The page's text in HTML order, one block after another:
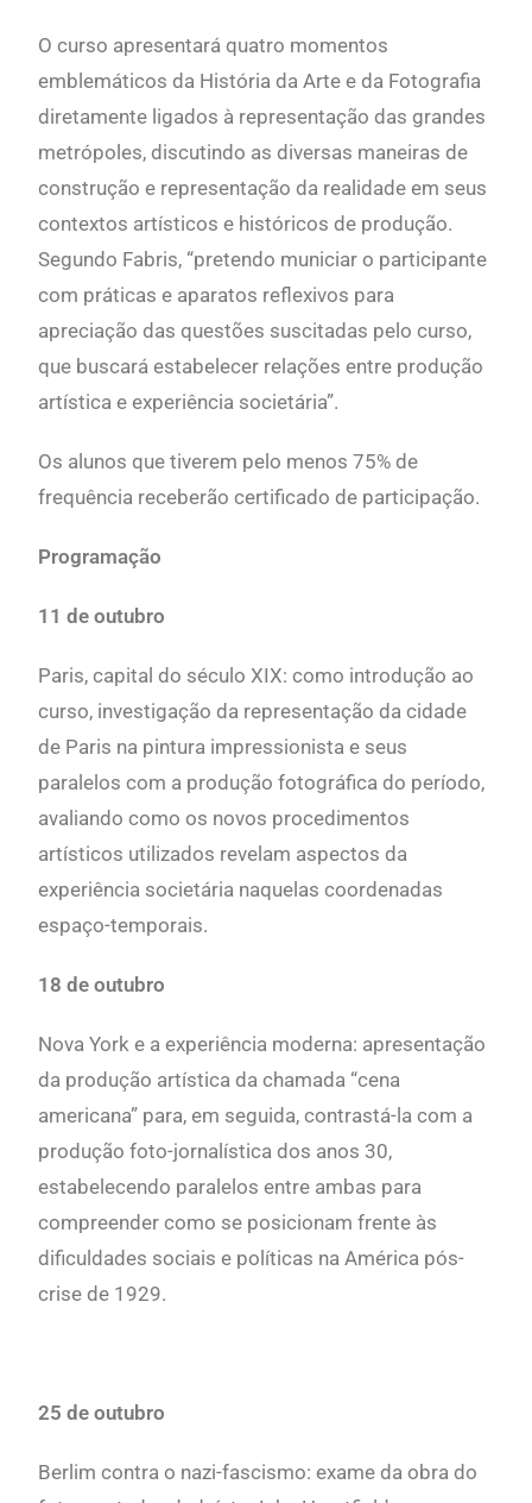
O curso apresentaráquatro momentos
emblemáticos da História da Arte e da Fotografia
diretamente ligados à representação das grandes
metrópoles, discutindo as diversas maneiras de
construção e representação da realidade em seus
contextos artísticos e históricos de produção.
Segundo Fabris, “pretendo municiar o participante
com práticas e aparatos reflexivos para
apreciação das questões suscitadas pelo curso,
que buscará estabelecer relações entre produção
artística e experiência societária”.
Os alunos que tiverem pelo menos 75% de
frequência receberão certificado de participação.
Programação
11 de outubro
Paris, capital do século XIX: como introdução ao
curso, investigação da representação da cidade
de Paris na pintura impressionista e seus
paralelos com a produção fotográfica do período,
avaliando como os novos procedimentos
artísticos utilizados revelam aspectos da
experiência societária naquelas coordenadas
espaço-temporais.
18 de outubro
Nova York e a experiência moderna: apresentação
da produção artística da chamada “cena
americana” para, em seguida, contrastá-la com a
produção foto-jornalística dos anos 30,
estabelecendo paralelos entre ambas para
compreender como se posicionam frente às
dificuldades sociais e políticas na América pós-
crise de 1929.
25 de outubro
Berlim contra o nazi-fascismo: exame da obra do